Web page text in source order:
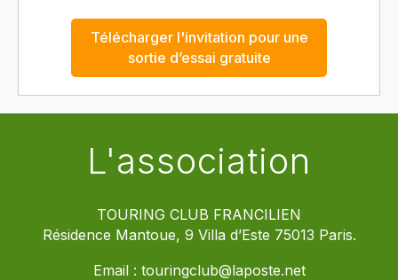
Télécharger l'invitation pour une
sortie d’essai gratuite
L'association
TOURING CLUB FRANCILIEN
Résidence Mantoue, 9 Villa d’Este 75013 Paris.
Email : touringclub@laposte.net